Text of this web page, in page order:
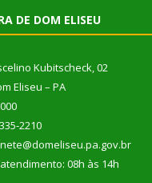
DE DOM ELISEU
Kubitscheck, 02
Eliseu – PA
2210
08h às 14h